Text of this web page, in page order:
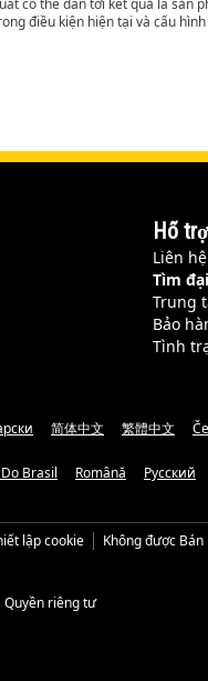
có thể dẫn tới kết quả là
điều kiện hiện tại và cấu
Hỗ trợ
Liên
Tìm
Trung
Bảo
Tình
简体中文 繁體中文
Brasil Română Русский
lập cookie Không được Bán
Quyền riêng tư